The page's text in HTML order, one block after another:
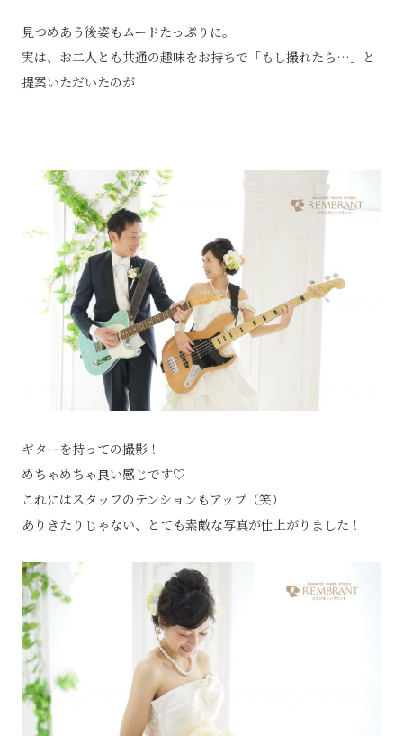
見つめあう後姿もムードたっぷりに。
実は、お二人とも共通の趣味をお持ちで「もし撮れたら…」と
提案いただいたのが
ギターを持っての撮影！
めちゃめちゃ良い感じです♡
これにはスタッフのテンションもアップ（笑）
ありきたりじゃない、とても素敵な写真が仕上がりました！